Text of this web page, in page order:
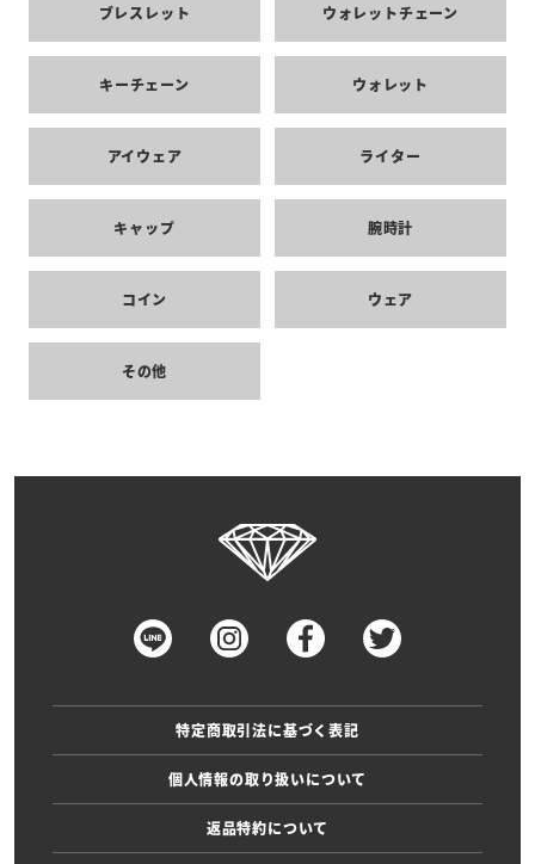
ブレスレット ウォレットチェーン
キーチェーン ウォレット
アイウェア ライター
キャップ 腕時計
コイン ウェア
その他
特定商取引法に基づく表記
個人情報の取り扱いについて
返品特約について